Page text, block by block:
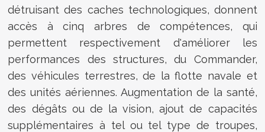
détruisant des caches technologiques, donnent
accès à cinq arbres de compétences, qui
permettent respectivement d'améliorer les
performances des structures, du Commander,
des véhicules terrestres, de la flotte navale et
des unités aériennes. Augmentation de la santé,
des dégâts ou de la vision, ajout de capacités
supplémentaires à tel ou tel type de troupes,